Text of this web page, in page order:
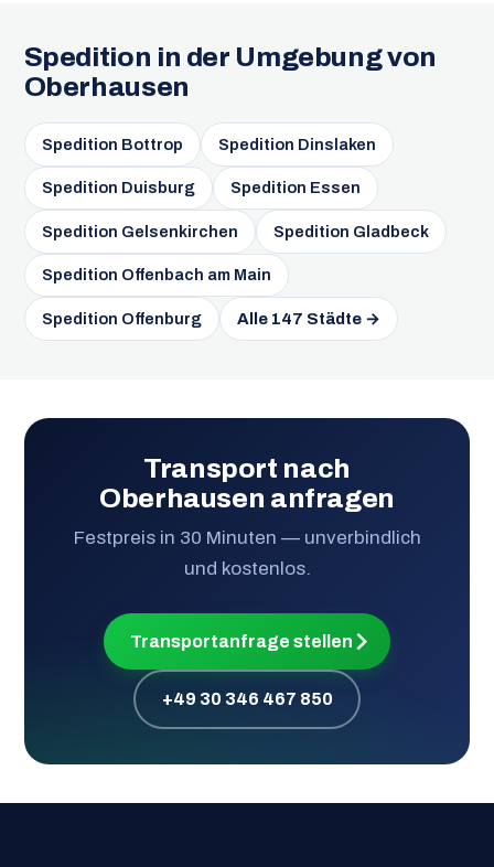
Spedition in der Umgebung von
Oberhausen
Spedition Bottrop Spedition Dinslaken
Spedition Duisburg Spedition Essen
Spedition Gelsenkirchen Spedition Gladbeck
Spedition Offenbach am Main
Spedition Offenburg Alle 147 Städte →
Transport nach
Oberhausen anfragen
Festpreis in 30 Minuten — unverbindlich
und kostenlos.
Transportanfrage stellen
+49 30 346 467 850